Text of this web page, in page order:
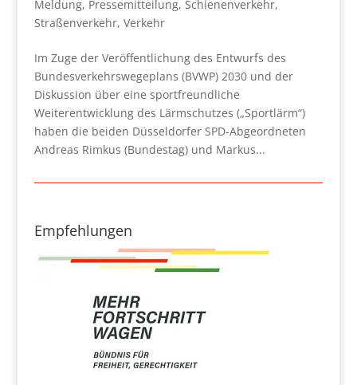
Meldung, Pressemitteilung, Schienenverkehr,
Straßenverkehr, Verkehr
Im Zuge der Veröffentlichung des Entwurfs des
Bundesverkehrswegeplans (BVWP) 2030 und der
Diskussion über eine sportfreundliche
Weiterentwicklung des Lärmschutzes („Sportlärm“)
haben die beiden Düsseldorfer SPD-Abgeordneten
Andreas Rimkus (Bundestag) und Markus...
Empfehlungen